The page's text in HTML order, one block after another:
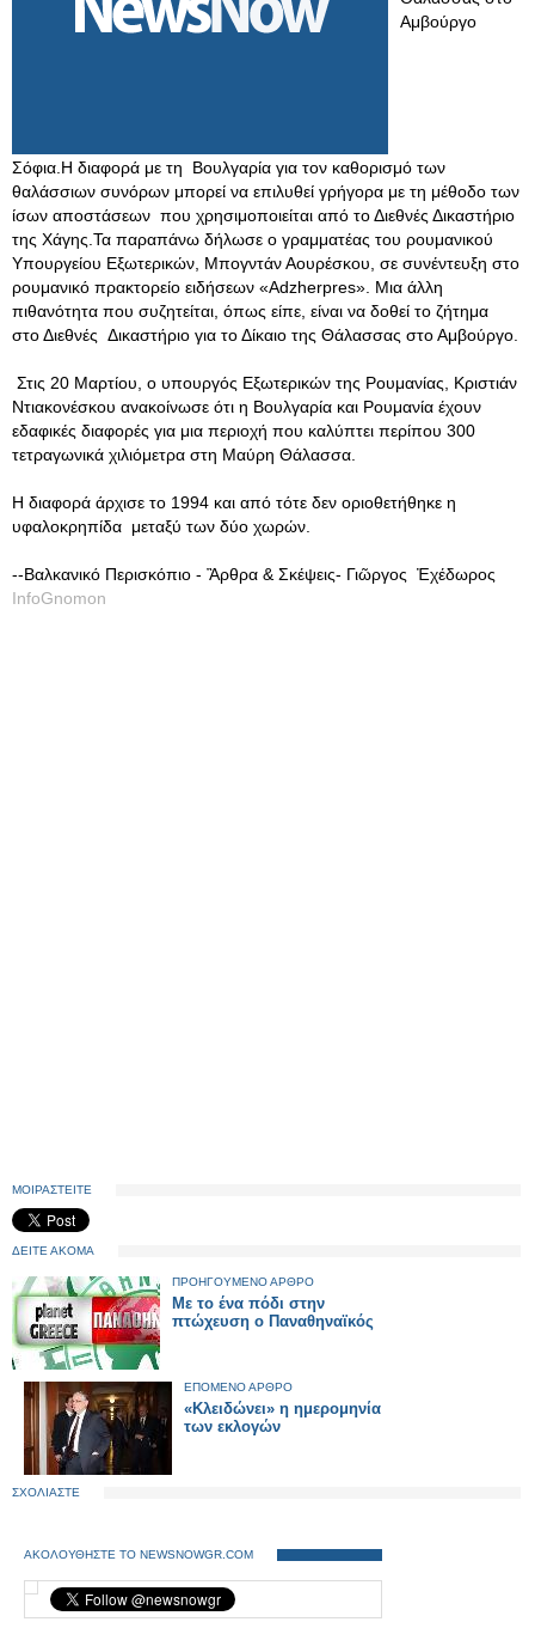
Αμβούργο
Σόφια.Η διαφορά με τη Βουλγαρία για τον καθορισμό των
θαλάσσιων συνόρων μπορεί να επιλυθεί γρήγορα με τη μέθοδο των
ίσων αποστάσεων που χρησιμοποιείται από το Διεθνές Δικαστήριο
της Χάγης.Τα παραπάνω δήλωσε ο γραμματέας του ρουμανικού
Υπουργείου Εξωτερικών, Μπογντάν Αουρέσκου, σε συνέντευξη στο
ρουμανικό πρακτορείο ειδήσεων «Adzherpres». Μια άλλη
πιθανότητα που συζητείται, όπως είπε, είναι να δοθεί το ζήτημα
στο Διεθνές Δικαστήριο για το Δίκαιο της Θάλασσας στο Αμβούργο.
Στις 20 Μαρτίου, ο υπουργός Εξωτερικών της Ρουμανίας, Κριστιάν
Ντιακονέσκου ανακοίνωσε ότι η Βουλγαρία και Ρουμανία έχουν
εδαφικές διαφορές για μια περιοχή που καλύπτει περίπου 300
τετραγωνικά χιλιόμετρα στη Μαύρη Θάλασσα.
Η διαφορά άρχισε το 1994 και από τότε δεν οριοθετήθηκε η
υφαλοκρηπίδα μεταξύ των δύο χωρών.
--Βαλκανικό Περισκόπιο - Ἂρθρα & Σκέψεις- Γιῶργος Ἐχέδωρος
InfoGnomon
ΜΟΙΡΑΣΤΕΙΤΕ
ΔΕΙΤΕ ΑΚΟΜΑ
ΠΡΟΗΓΟΥΜΕΝΟ ΑΡΘΡΟ
Με το ένα πόδι στην
πτώχευση ο Παναθηναϊκός
ΕΠΟΜΕΝΟ ΑΡΘΡΟ
«Κλειδώνει» η ημερομηνία
των εκλογών
ΣΧΟΛΙΑΣΤΕ
ΑΚΟΛΟΥΘΗΣΤΕ ΤΟ NEWSNOWGR.COM